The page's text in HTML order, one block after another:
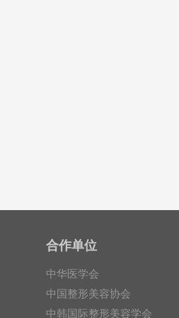
合作单位
中华医学会
中国整形美容协会
中韩国际整形美容学会